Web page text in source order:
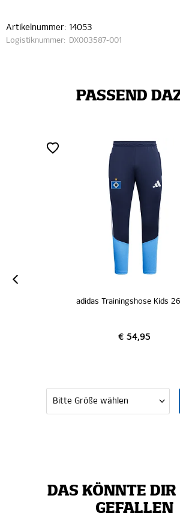
Artikelnummer: 14053
Logistiknummer: DX003587-001
PASSEND
adidas Trainingshose Kids
€ 54,95
DAS KÖNNTE DIR
GEFALLEN